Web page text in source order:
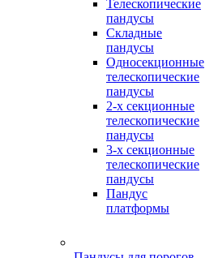
Телескопические
пандусы
Складные
пандусы
Односекционные
телескопические
пандусы
2-х секционные
телескопические
пандусы
3-х секционные
телескопические
пандусы
Пандус
платформы